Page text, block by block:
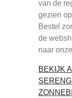
van de
gezien
Bestel
de
naar
BEKIJK